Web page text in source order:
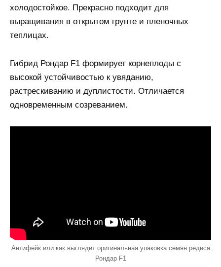
холодостойкое. Прекрасно подходит для
выращивания в открытом грунте и пленочных
теплицах.
Гибрид Рондар F1 формирует корнеплоды с
высокой устойчивостью к увяданию,
растрескиванию и дуплистости. Отличается
одновременным созреванием.
Антифейк или как выглядит оригинальная упаковка семян редиса
Рондар F1